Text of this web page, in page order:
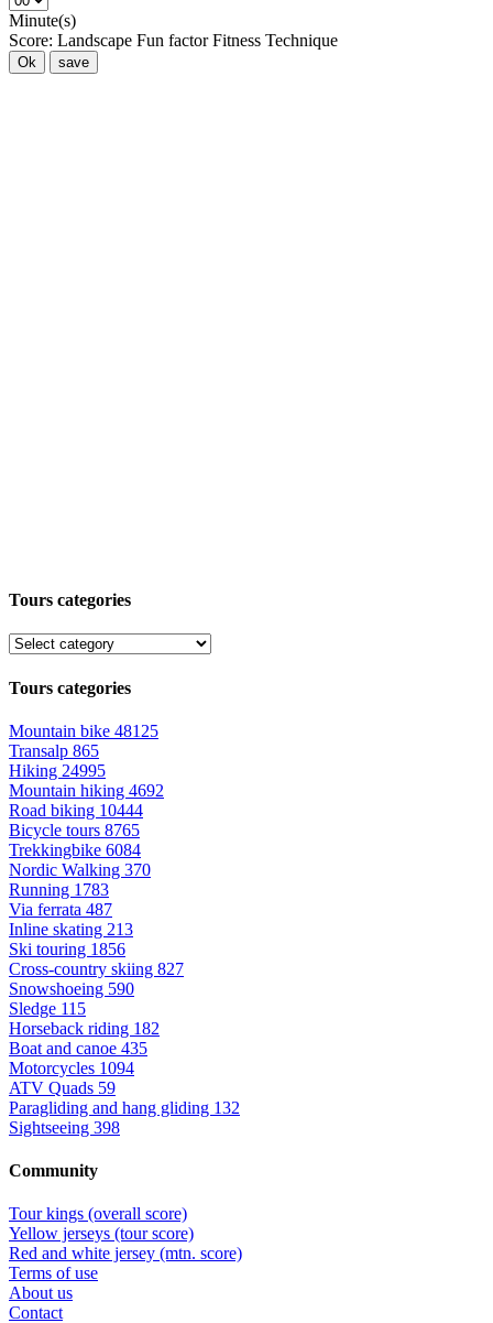
Minute(s)
Score: Landscape Fun factor Fitness Technique
Ok save
Tours categories
Tours categories
Mountain bike 48125
Transalp 865
Hiking 24995
Mountain hiking 4692
Road biking 10444
Bicycle tours 8765
Trekkingbike 6084
Nordic Walking 370
Running 1783
Via ferrata 487
Inline skating 213
Ski touring 1856
Cross-country skiing 827
Snowshoeing 590
Sledge 115
Horseback riding 182
Boat and canoe 435
Motorcycles 1094
ATV Quads 59
Paragliding and hang gliding 132
Sightseeing 398
Community
Tour kings (overall score)
Yellow jerseys (tour score)
Red and white jersey (mtn. score)
Terms of use
About us
Contact